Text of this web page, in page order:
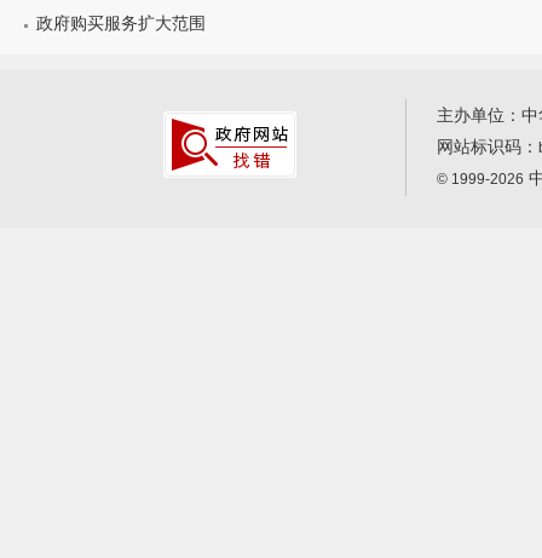
政府购买服务扩大范围
主办单位：
网站标识码：
© 1999-2026